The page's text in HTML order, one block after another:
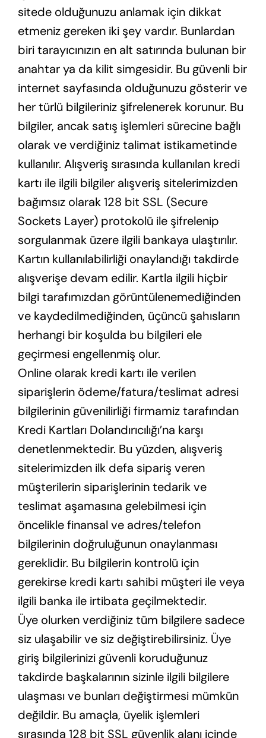
sitede olduğunuzu anlamak için dikkat
etmeniz gereken iki şey vardır. Bunlardan
biri tarayıcınızın en alt satırında bulunan bir
anahtar ya da kilit simgesidir. Bu güvenli bir
internet sayfasında olduğunuzu gösterir ve
her türlü bilgileriniz şifrelenerek korunur. Bu
bilgiler, ancak satış işlemleri sürecine bağlı
olarak ve verdiğiniz talimat istikametinde
kullanılır. Alışveriş sırasında kullanılan kredi
kartı ile ilgili bilgiler alışveriş sitelerimizden
bağımsız olarak 128 bit SSL (Secure
Sockets Layer) protokolü ile şifrelenip
sorgulanmak üzere ilgili bankaya ulaştırılır.
Kartın kullanılabilirliği onaylandığı takdirde
alışverişe devam edilir. Kartla ilgili hiçbir
bilgi tarafımızdan görüntülenemediğinden
ve kaydedilmediğinden, üçüncü şahısların
herhangi bir koşulda bu bilgileri ele
geçirmesi engellenmiş olur.
Online olarak kredi kartı ile verilen
siparişlerin ödeme/fatura/teslimat adresi
bilgilerinin güvenilirliği firmamiz tarafından
Kredi Kartları Dolandırıcılığı’na karşı
denetlenmektedir. Bu yüzden, alışveriş
sitelerimizden ilk defa sipariş veren
müşterilerin siparişlerinin tedarik ve
teslimat aşamasına gelebilmesi için
öncelikle finansal ve adres/telefon
bilgilerinin doğruluğunun onaylanması
gereklidir. Bu bilgilerin kontrolü için
gerekirse kredi kartı sahibi müşteri ile veya
ilgili banka ile irtibata geçilmektedir.
Üye olurken verdiğiniz tüm bilgilere sadece
siz ulaşabilir ve siz değiştirebilirsiniz. Üye
giriş bilgilerinizi güvenli koruduğunuz
takdirde başkalarının sizinle ilgili bilgilere
ulaşması ve bunları değiştirmesi mümkün
değildir. Bu amaçla, üyelik işlemleri
sırasında 128 bit SSL güvenlik alanı içinde